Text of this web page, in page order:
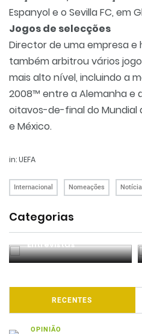
Espanyol e o Sevilla FC, em
Jogos de selecções
Director de uma empresa e
também arbitrou vários
mais alto nível, incluindo a
2008™ entre a Alemanha e
oitavos-de-final do Mundial
e México.
in: UEFA
Internacional Nomeações
Categorias
Entrevistas
RECENTES
OPINIÃO